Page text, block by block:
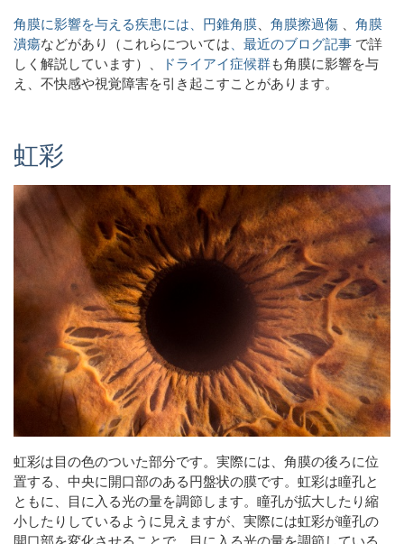
角膜に影響を与える疾患には、円錐角膜、 角膜擦過傷 、 角膜
潰瘍などがあり（これらについては、最近のブログ記事 で詳
しく解説しています）、 ドライアイ症候群も角膜に影響を与
え、不快感や視覚障害を引き起こすことがあります。
虹彩
虹彩は目の色のついた部分です。実際には、角膜の後ろに位
置する、中央に開口部のある円盤状の膜です。虹彩は瞳孔と
ともに、目に入る光の量を調節します。瞳孔が拡大したり縮
小したりしているように見えますが、実際には虹彩が瞳孔の